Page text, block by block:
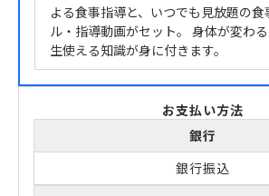
よる食事指導と、いつでも見放題の
ル・指導動画がセット。 身体が変わ
生使える知識が身に付きます。
お支払い方法
銀行
銀行振込